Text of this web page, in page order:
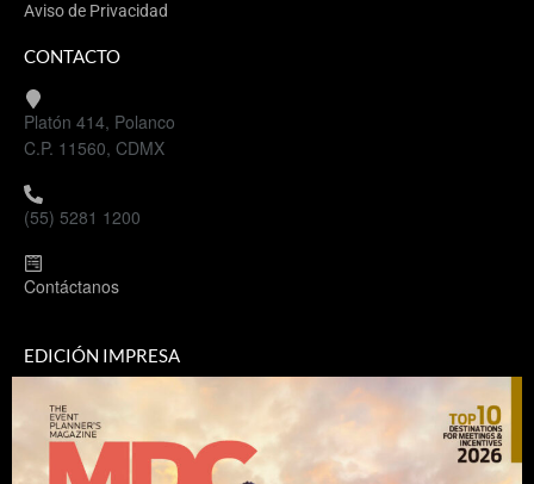
Aviso de Privacidad
CONTACTO
Platón 414, Polanco
C.P. 11560, CDMX
(55) 5281 1200
Contáctanos
EDICIÓN IMPRESA